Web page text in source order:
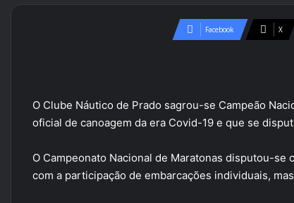
Facebook X
O Clube Náutico de Prado sagrou-se Campeão
oficial de canoagem da era Covid-19 e que se
O Campeonato Nacional de Maratonas disputou-se
com a participação de embarcações individuais,